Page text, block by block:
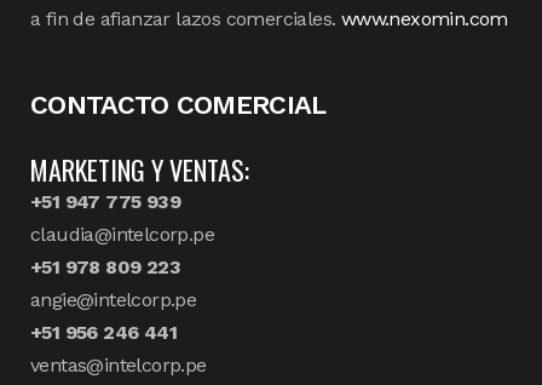
a fin de afianzar lazos comerciales. www.nexomin.com
CONTACTO COMERCIAL
MARKETING Y VENTAS:
+51 947 775 939
claudia@intelcorp.pe
+51 978 809 223
angie@intelcorp.pe
+51 956 246 441
ventas@intelcorp.pe